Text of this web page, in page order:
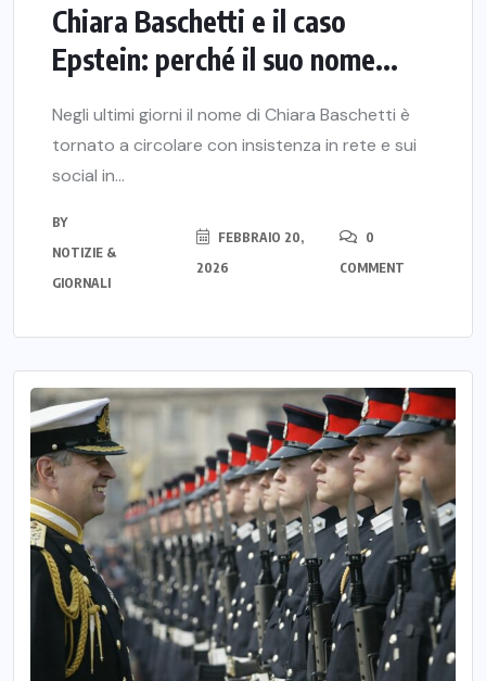
Chiara Baschetti e il caso
Epstein: perché il suo nome...
Negli ultimi giorni il nome di Chiara Baschetti è
tornato a circolare con insistenza in rete e sui
social in...
BY
NOTIZIE &
GIORNALI
FEBBRAIO 20,
2026
0
COMMENT